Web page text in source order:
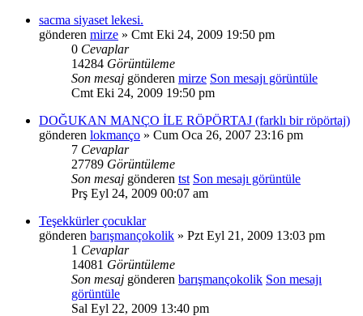
sacma siyaset lekesi.
gönderen mirze » Cmt Eki 24, 2009 19:50 pm
0 Cevaplar
14284 Görüntüleme
Son mesaj gönderen mirze Son mesajı görüntüle
Cmt Eki 24, 2009 19:50 pm
DOĞUKAN MANÇO İLE RÖPÖRTAJ (farklı bir röpörtaj)
gönderen lokmanço » Cum Oca 26, 2007 23:16 pm
7 Cevaplar
27789 Görüntüleme
Son mesaj gönderen tst Son mesajı görüntüle
Prş Eyl 24, 2009 00:07 am
Teşekkürler çocuklar
gönderen barışmançokolik » Pzt Eyl 21, 2009 13:03 pm
1 Cevaplar
14081 Görüntüleme
Son mesaj gönderen barışmançokolik Son mesajı
görüntüle
Sal Eyl 22, 2009 13:40 pm